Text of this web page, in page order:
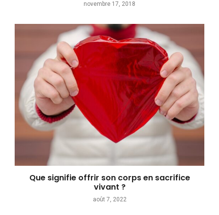
novembre 17, 2018
Que signifie offrir son corps en sacrifice
vivant ?
août 7, 2022